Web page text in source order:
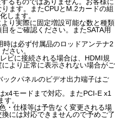
ます。またCPUとM.2カードの組
します。
り実際に固定増設可能な数と種類
をご確認ください。またSATA用
は必ず付属品のロッドアンテナ2
さい。
ビに接続される場合は、HDMI規
より正常に表示されない場合がご
クパネルのビデオ出力端子はご
モードまで対応。またPCI-E x1
。
仕様等は予告なく変更される場
には対応できませんので予めご了